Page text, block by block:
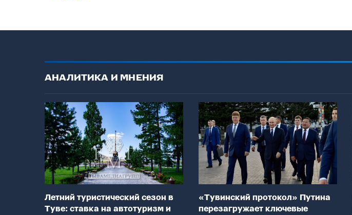
АНАЛИТИКА И МНЕНИЯ
Летний туристический сезон в
Туве: ставка на автотуризм и
«Тувинский протокол» Путина
перезагружает ключевые